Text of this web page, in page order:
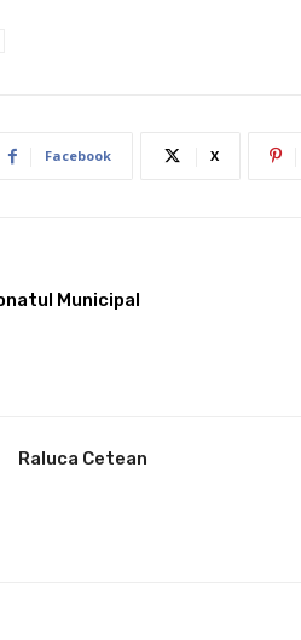
Facebook X
Municipal
Raluca Cetean